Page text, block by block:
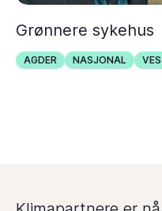
Grønnere sykehus
AGDER NASJONAL